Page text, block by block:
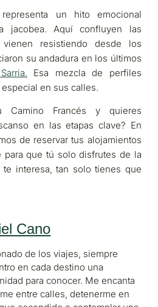
un hito emocional
jacobea. Aquí confluyen las
resistiendo desde los
su andadura en los últimos
Esa mezcla de perfiles
en sus calles.
Camino Francés y quieres
en las etapas clave? En
de reservar tus alojamientos
para que tú solo disfrutes de la
interesa, tan solo tienes que
Cano
de los viajes, siempre
en cada destino una
para conocer. Me encanta
entre calles, detenerme en